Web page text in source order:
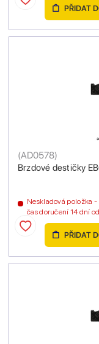
PŘIDAT
Brzdové destičky
(AD0578)
Neskladová položka
čas doručení 14 dní
PŘIDAT